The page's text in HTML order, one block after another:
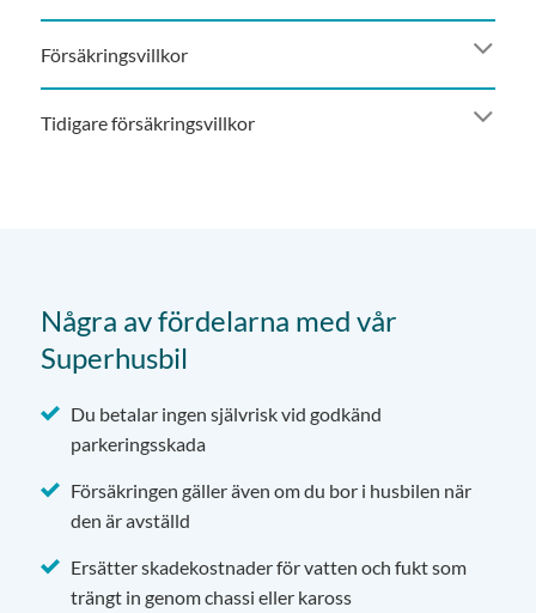
Försäkringsvillkor
Tidigare försäkringsvillkor
Några av fördelarna med vår
Superhusbil
Du betalar ingen självrisk vid godkänd
parkeringsskada
Försäkringen gäller även om du bor i husbilen när
den är avställd
Ersätter skadekostnader för vatten och fukt som
trängt in genom chassi eller kaross